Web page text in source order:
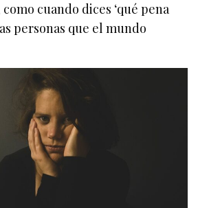
como cuando dices ‘qué pena
personas que el mundo